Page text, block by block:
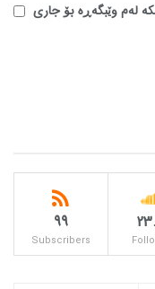
لەم وێبگەڕە بۆ جاری
99
Subscribers